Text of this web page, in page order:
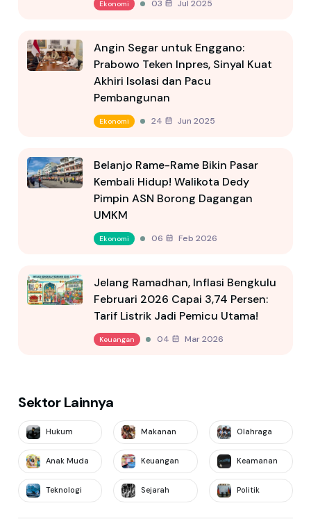
Ekonomi 03 Jul 2025
Angin Segar untuk Enggano:
Prabowo Teken Inpres, Sinyal Kuat
Akhiri Isolasi dan Pacu
Pembangunan
Ekonomi 24 Jun 2025
Belanjo Rame-Rame Bikin Pasar
Kembali Hidup! Walikota Dedy
Pimpin ASN Borong Dagangan
UMKM
Ekonomi 06 Feb 2026
Jelang Ramadhan, Inflasi Bengkulu
Februari 2026 Capai 3,74 Persen:
Tarif Listrik Jadi Pemicu Utama!
Keuangan 04 Mar 2026
Sektor Lainnya
Hukum Makanan Olahraga
Anak Muda Keuangan Keamanan
Teknologi Sejarah Politik